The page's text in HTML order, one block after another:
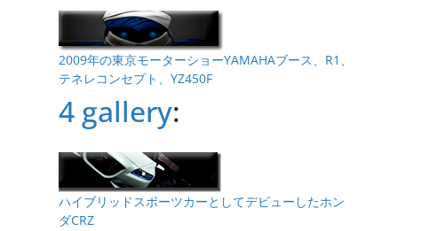
2009年の東京モーターショーYAMAHAブース、R1、
テネレコンセプト、YZ450F
4 gallery:
ハイブリッドスポーツカーとしてデビューしたホン
ダCRZ